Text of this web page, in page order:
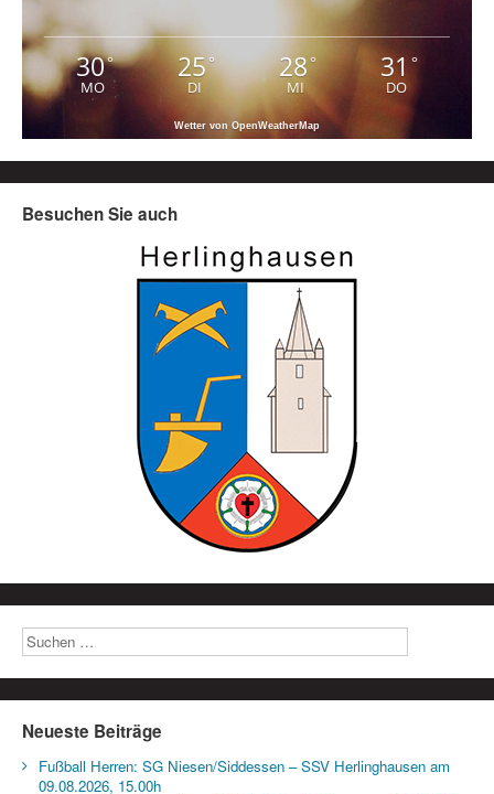
30°
MO
25°
DI
28°
MI
31°
DO
Wetter von OpenWeatherMap
Besuchen Sie auch
Neueste Beiträge
Fußball Herren: SG Niesen/Siddessen – SSV Herlinghausen am
09.08.2026, 15.00h